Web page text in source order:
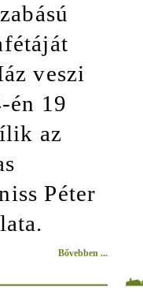
veszi
én 19
az
Péter
Bővebben ...